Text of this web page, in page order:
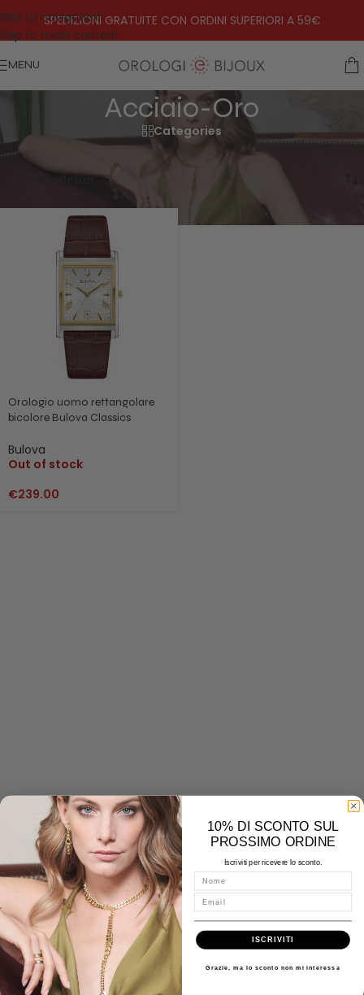
Skip to navigation
Skip to main content
SPEDIZIONI GRATUITE CON ORDINI SUPERIORI A 59€
MENU
Acciaio-Oro
Categories
Home
Acciaio-Oro Visualizzazione del risultato
Orologio uomo rettangolare
bicolore Bulova Classics
Bulova
Out of stock
€239.00
10% DI SCONTO SUL
PROSSIMO ORDINE
Iscriviti per ricevere lo sconto.
ISCRIVITI
Grazie, ma lo sconto non mi interessa